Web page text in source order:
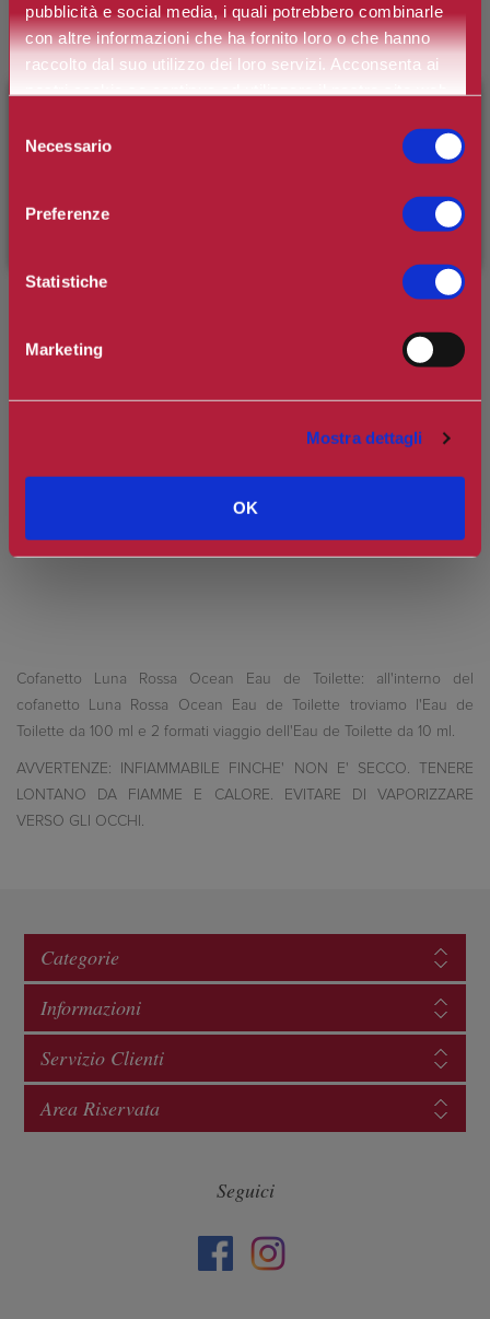
pubblicità e social media, i quali potrebbero combinarle
con altre informazioni che ha fornito loro o che hanno
raccolto dal suo utilizzo dei loro servizi. Acconsenta ai
nostri cookie se continua ad utilizzare il nostro sito web.
delNecessario
Preferenze
Statistiche
Marketing
Mostra dettagli
OK
Marchio: Prada
Art. n. 3614274111965
Disponibilità: Si
Ottieni 9 punti Camilleri Fidelity Card -Regolamento
Si tratta della prima recensione per questo prodotto
Cofanetto Luna Rossa Ocean Eau de Toilette: all'interno del
cofanetto Luna Rossa Ocean Eau de Toilette troviamo l'Eau de
Toilette da 100 ml e 2 formati viaggio dell'Eau de Toilette da 10 ml.
AVVERTENZE: INFIAMMABILE FINCHE' NON E' SECCO. TENERE
LONTANO DA FIAMME E CALORE. EVITARE DI VAPORIZZARE
VERSO GLI OCCHI.
Categorie
Informazioni
Servizio Clienti
Area Riservata
Seguici
e usufruisci dello
inserendo il codice